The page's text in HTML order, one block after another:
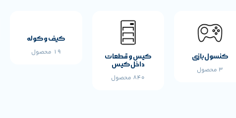
کنسول بازی
3 محصول
کیس و قطعات
داخل کیس
840 محصول
کیف و کوله
19 محصول